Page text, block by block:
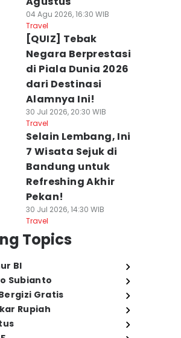
04 Agu 2026, 16:30 WIB
Travel
[QUIZ] Tebak
Negara Berprestasi
di Piala Dunia 2026
dari Destinasi
Alamnya Ini!
30 Jul 2026, 20:30 WIB
Travel
Selain Lembang, Ini
7 Wisata Sejuk di
Bandung untuk
Refreshing Akhir
Pekan!
30 Jul 2026, 14:30 WIB
Travel
Topics
BI
Subianto
Gratis
Rupiah